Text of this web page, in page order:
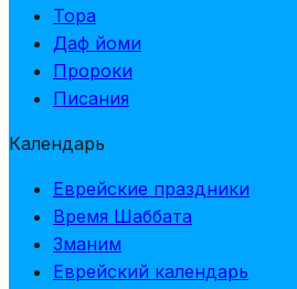
Тора
Даф йоми
Пророки
Писания
Календарь
Еврейские праздники
Время Шаббата
Зманим
Еврейский календарь